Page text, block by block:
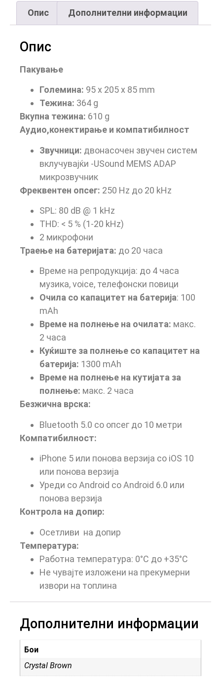
Опис Дополнителни информации
Опис
Пакување
Големина: 95 x 205 x 85 mm
Тежина: 364 g
Вкупна тежина: 610 g
Аудио,конектирање и компатибилност
Звучници: двонасочен звучен систем
вклучувајќи -USound MEMS ADAP
микрозвучник
Фреквентен опсег: 250 Hz до 20 kHz
SPL: 80 dB @ 1 kHz
THD: < 5 % (1-20 kHz)
2 микрофони
Траење на батеријата: до 20 часа
Време на репродукција: до 4 часа
музика, voice, телефонски повици
Очила со капацитет на батерија: 100
mAh
Време на полнење на очилата: макс.
2 часа
Куќиште за полнење со капацитет на
батерија: 1300 mAh
Време на полнење на кутијата за
полнење: макс. 2 часа
Безжична врска:
Bluetooth 5.0 со опсег до 10 метри
Компатибилност:
iPhone 5 или понова верзија со iOS 10
или понова верзија
Уреди со Android со Android 6.0 или
понова верзија
Контрола на допир:
Осетливи на допир
Температура:
Работна температура: 0°C до +35°C
Не чувајте изложени на прекумерни
извори на топлина
Дополнителни информации
Бои
Crystal Brown